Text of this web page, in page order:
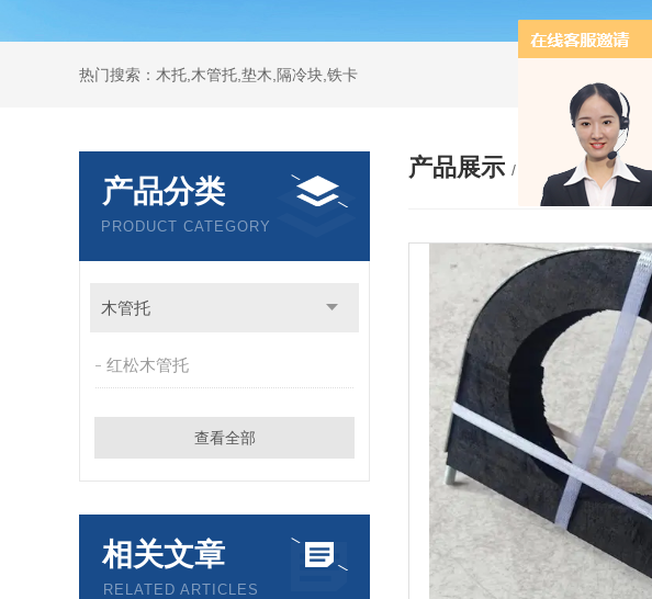
热门搜索：木托,木管托,垫木,隔冷块,铁卡
产品分类
PRODUCT CATEGORY
木管托
红松木管托
查看全部
相关文章
RELATED ARTICLES
产品展示 / PRODUCTS